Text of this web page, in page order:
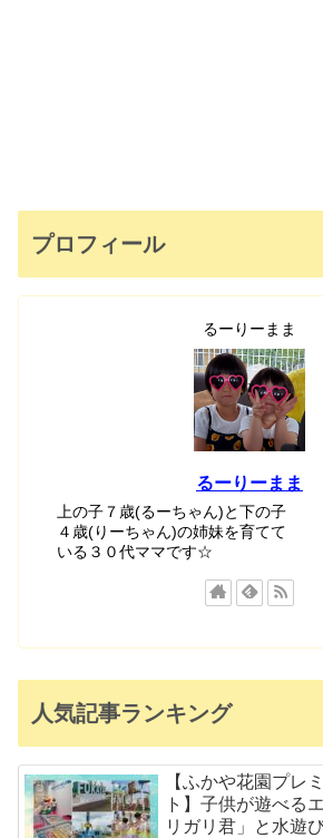
プロフィール
るーりーまま
るーりーまま
上の子７歳(るーちゃん)と下の子
４歳(りーちゃん)の姉妹を育てて
いる３０代ママです☆
人気記事ランキング
【ふかや花園プレ
ト】子供が遊べる
リガリ君」と水遊